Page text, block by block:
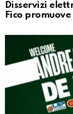
Disservizi
Fico